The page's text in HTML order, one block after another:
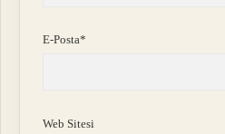
E-Posta*
Web Sitesi